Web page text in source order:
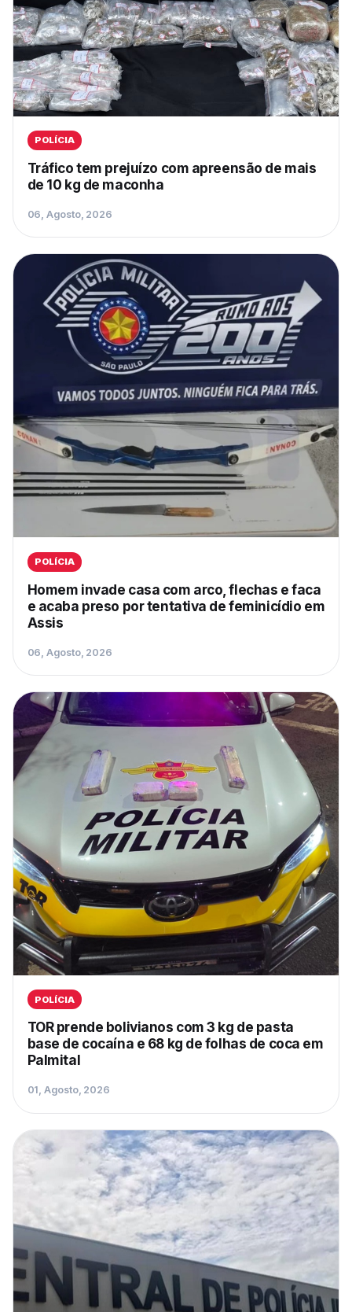
POLÍCIA
Tráfico tem prejuízo com apreensão de mais
de 10 kg de maconha
06, Agosto, 2026
POLÍCIA
Homem invade casa com arco, flechas e faca
e acaba preso por tentativa de feminicídio em
Assis
06, Agosto, 2026
POLÍCIA
TOR prende bolivianos com 3 kg de pasta
base de cocaína e 68 kg de folhas de coca em
Palmital
01, Agosto, 2026